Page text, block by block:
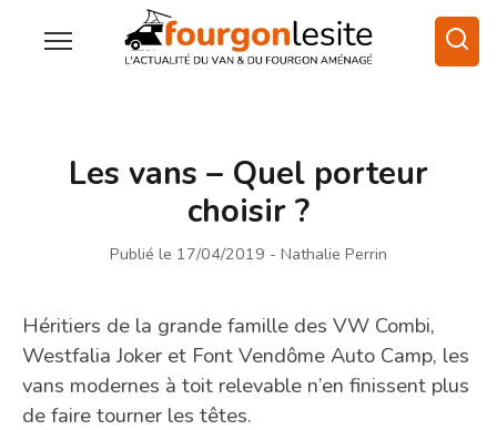
Les vans – Quel porteur
choisir ?
Publié le 17/04/2019 - Nathalie Perrin
Héritiers de la grande famille des VW Combi,
Westfalia Joker et Font Vendôme Auto Camp, les
vans modernes à toit relevable n’en finissent plus
de faire tourner les têtes.